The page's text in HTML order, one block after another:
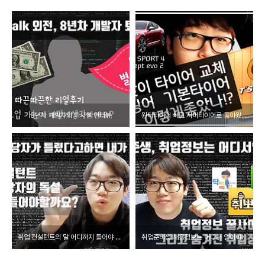
8년차 개발자의 퇴사썰 인터뷰 윈터타이어 빼고 서머타이어로 돌아왔습니다
취업 컨설턴트의 말 어디까지 들어야 할까요? 취업준비생 채용정보는 어디서 얻어야 할까? (feat. 컴퓨터공학과)